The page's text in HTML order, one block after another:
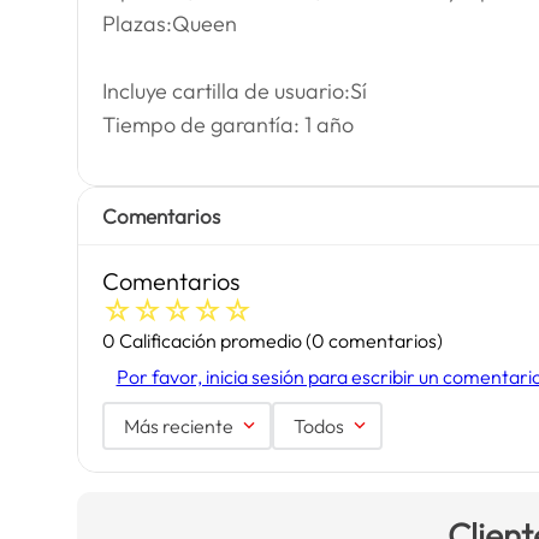
Plazas:Queen
Incluye cartilla de usuario:Sí
Tiempo de garantía: 1 año
Comentarios
Comentarios
☆☆☆☆☆
0 Calificación promedio(0 comentarios)
Por favor, inicia sesión para escribir un
Más reciente Todos